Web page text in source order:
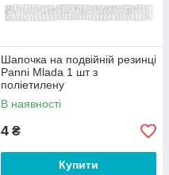
Шапочка на подвійній резинці
Panni Mlada 1 шт з
поліетилену
В наявності
4 ₴
Купити